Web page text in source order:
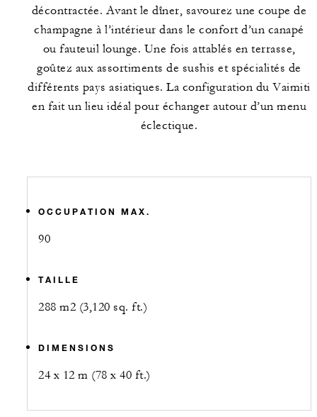
décontractée. Avant le dîner, savourez une coupe de
champagne à l’intérieur dans le confort d’un canapé
ou fauteuil lounge. Une fois attablés en terrasse,
goûtez aux assortiments de sushis et spécialités de
différents pays asiatiques. La configuration du Vaimiti
en fait un lieu idéal pour échanger autour d’un menu
éclectique.
OCCUPATION MAX.
90
TAILLE
288 m2 (3,120 sq. ft.)
DIMENSIONS
24 x 12 m (78 x 40 ft.)